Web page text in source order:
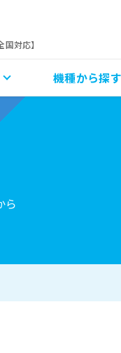
対応】
機種から探す
ら